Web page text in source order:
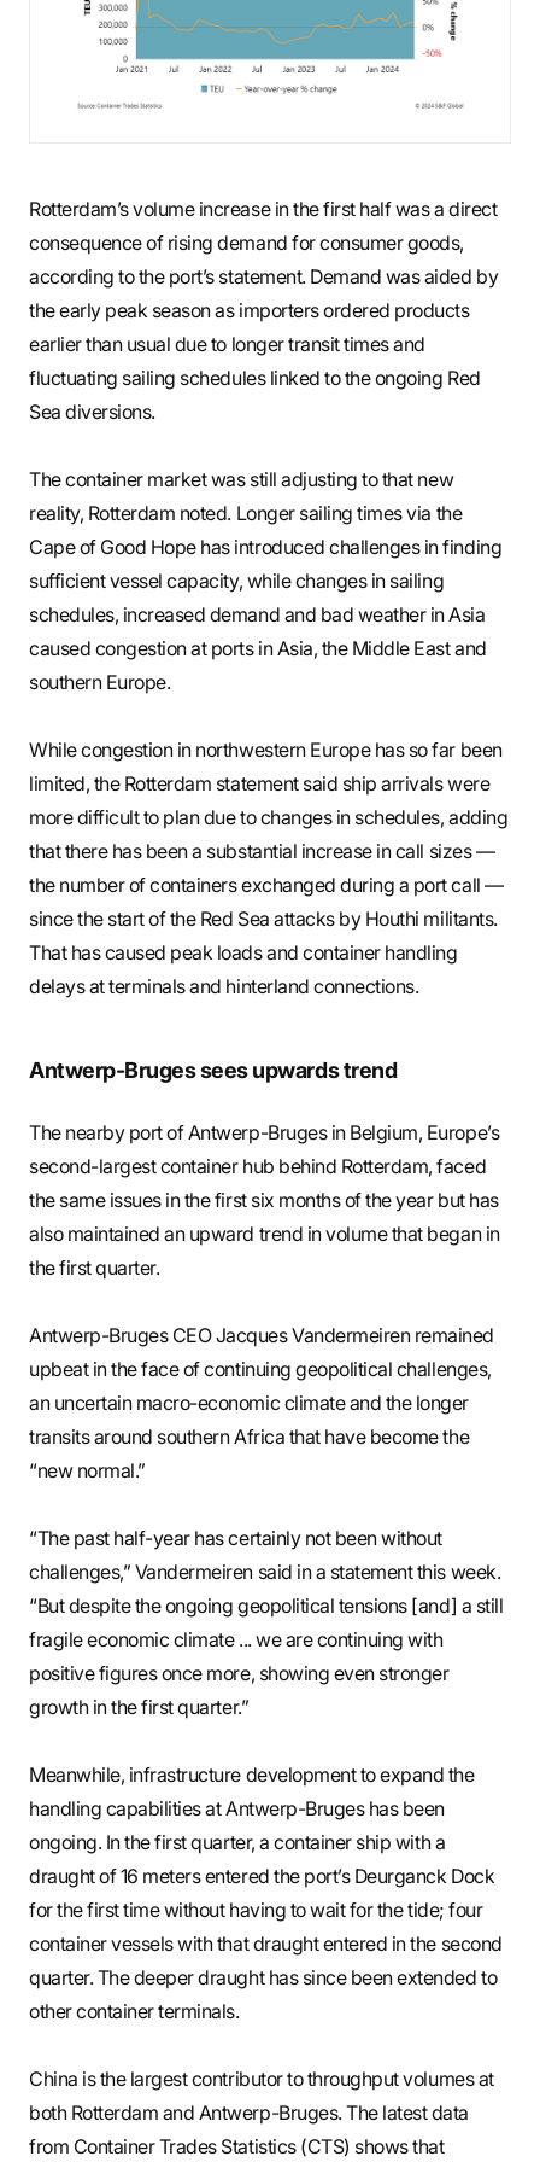
Rotterdam’s volume increase in the first half was a direct
consequence of rising demand for consumer goods,
according to the port’s statement. Demand was aided by
the early peak season as importers ordered products
earlier than usual due to longer transit times and
fluctuating sailing schedules linked to the ongoing Red
Sea diversions.
The container market was still adjusting to that new
reality, Rotterdam noted. Longer sailing times via the
Cape of Good Hope has introduced challenges in finding
sufficient vessel capacity, while changes in sailing
schedules, increased demand and bad weather in Asia
caused congestion at ports in Asia, the Middle East and
southern Europe.
While congestion in northwestern Europe has so far been
limited, the Rotterdam statement said ship arrivals were
more difficult to plan due to changes in schedules, adding
that there has been a substantial increase in call sizes —
the number of containers exchanged during a port call —
since the start of the Red Sea attacks by Houthi militants.
That has caused peak loads and container handling
delays at terminals and hinterland connections.
Antwerp-Bruges sees upwards trend
The nearby port of Antwerp-Bruges in Belgium, Europe’s
second-largest container hub behind Rotterdam, faced
the same issues in the first six months of the year but has
also maintained an upward trend in volume that began in
the first quarter.
Antwerp-Bruges CEO Jacques Vandermeiren remained
upbeat in the face of continuing geopolitical challenges,
an uncertain macro-economic climate and the longer
transits around southern Africa that have become the
“new normal.”
“The past half-year has certainly not been without
challenges,” Vandermeiren said in a statement this week.
“But despite the ongoing geopolitical tensions [and] a still
fragile economic climate ... we are continuing with
positive figures once more, showing even stronger
growth in the first quarter.”
Meanwhile, infrastructure development to expand the
handling capabilities at Antwerp-Bruges has been
ongoing. In the first quarter, a container ship with a
draught of 16 meters entered the port’s Deurganck Dock
for the first time without having to wait for the tide; four
container vessels with that draught entered in the second
quarter. The deeper draught has since been extended to
other container terminals.
China is the largest contributor to throughput volumes at
both Rotterdam and Antwerp-Bruges. The latest data
from Container Trades Statistics (CTS) shows that